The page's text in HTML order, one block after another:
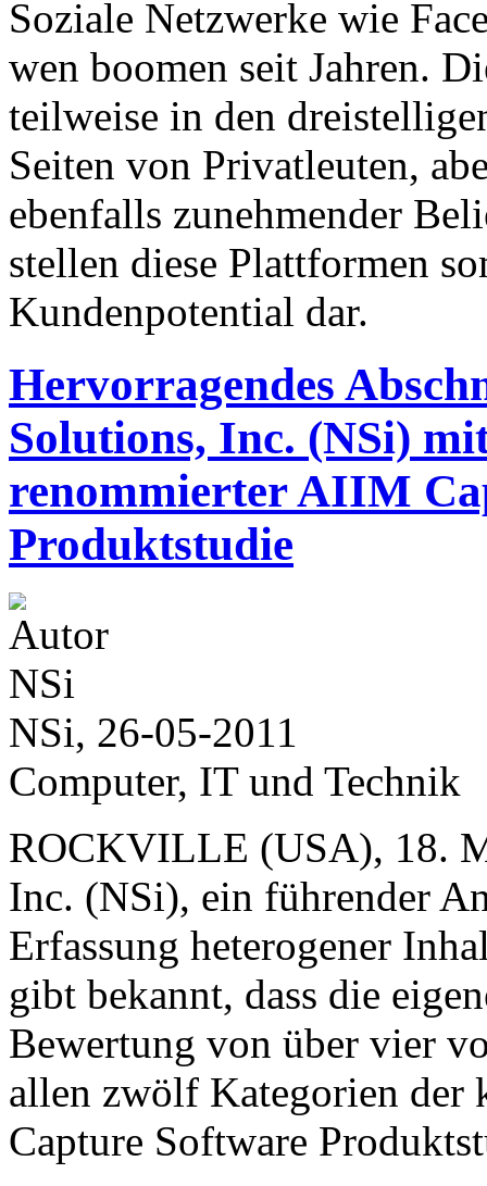
Soziale Netzwerke wie
wen boomen seit Jahren.
teilweise in den
Seiten von Privatleuten,
ebenfalls zunehmender
stellen diese Plattformen
Kundenpotential dar.
Hervorragendes
Solutions, Inc. (NSi)
renommierter AIIM
Produktstudie
NSi, 26-05-2011
Computer, IT und Technik
ROCKVILLE (USA), 18.
Inc. (NSi), ein führender
Erfassung heterogener
gibt bekannt, dass die
Bewertung von über vier
allen zwölf Kategorien der
Capture Software